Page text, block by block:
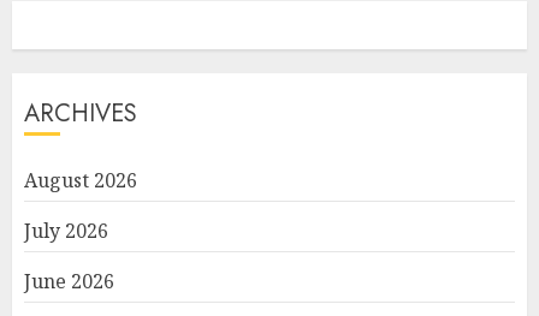
ARCHIVES
August 2026
July 2026
June 2026